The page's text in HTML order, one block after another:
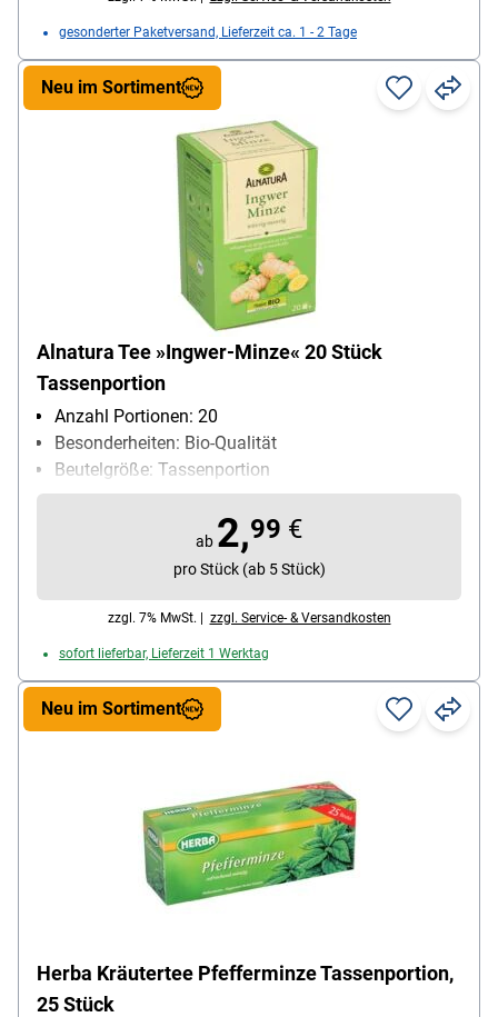
gesonderter Paketversand, Lieferzeit ca. 1 - 2 Tage
Alnatura Tee »Ingwer-Minze« 20 Stück
Tassenportion
Anzahl Portionen: 20
Besonderheiten: Bio-Qualität
Beutelgröße: Tassenportion
Bio Zertifikat Kontrollnummer: DE-ÖKO-001
Geschmack (Herstellerangabe): würzig / minzig /
Kuvert: Papierkuvert
Teesorte: Tee-Mischung
Ziehzeit: 8-10 min
Neu im Sortiment
ab 2,99 €
pro Stück (ab 5 Stück)
zzgl. 7% MwSt. | zzgl. Service- & Versandkosten
sofort lieferbar, Lieferzeit 1 Werktag
Herba Kräutertee Pfefferminze Tassenportion,
25 Stück
Neu im Sortiment